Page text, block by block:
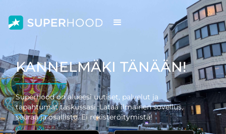
KANNELMÄKI TÄNÄÄN!
Superhood on alueesi uutiset, palvelut ja
tapahtumat taskussasi. Lataa ilmainen sovellus,
seuraa ja osallistu. Ei rekisteröitymistä!